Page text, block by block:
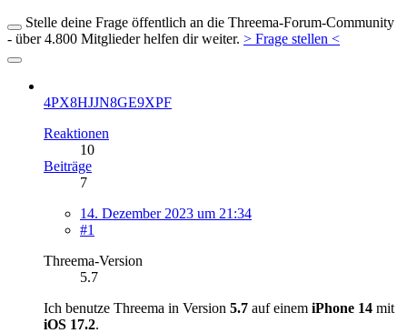
Stelle deine Frage öffentlich an die Threema-Forum-Community
- über 4.800 Mitglieder helfen dir weiter. > Frage stellen <
4PX8HJJN8GE9XPF
Reaktionen
10
Beiträge
7
14. Dezember 2023 um 21:34
#1
Threema-Version
5.7
Ich benutze Threema in Version 5.7 auf einem iPhone 14 mit
iOS 17.2.